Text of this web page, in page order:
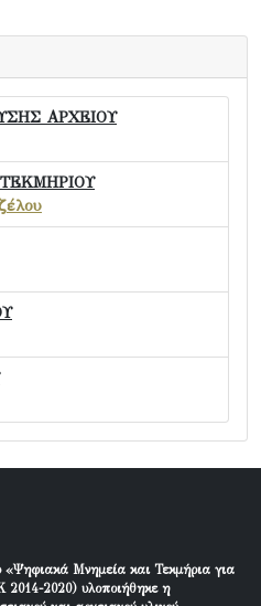
ΑΡΧΕΙΟΥ
«Ψηφιακά Μνημεία και Τεκμήρια για
2014-2020) υλοποιήθηκε η